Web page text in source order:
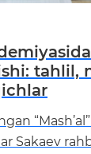
tahlil,
Sakaev